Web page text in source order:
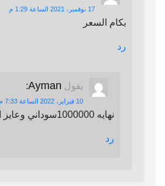
17 نوفمبر، 2021 الساعة 1:29 م
بكام السعر
رد
يقول Ayman
:
10 فبراير، 2022 الساعة 7:33 م
نهايه 1000000سوداني وعايز اغيرهم
رد